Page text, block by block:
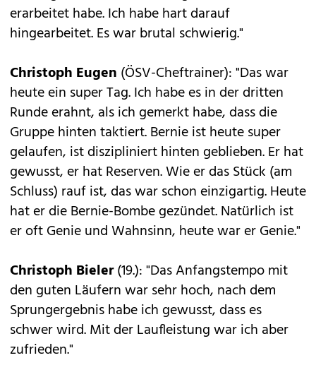
erarbeitet habe. Ich habe hart darauf
hingearbeitet. Es war brutal schwierig."
Christoph Eugen (ÖSV-Cheftrainer): "Das war
heute ein super Tag. Ich habe es in der dritten
Runde erahnt, als ich gemerkt habe, dass die
Gruppe hinten taktiert. Bernie ist heute super
gelaufen, ist diszipliniert hinten geblieben. Er hat
gewusst, er hat Reserven. Wie er das Stück (am
Schluss) rauf ist, das war schon einzigartig. Heute
hat er die Bernie-Bombe gezündet. Natürlich ist
er oft Genie und Wahnsinn, heute war er Genie."
Christoph Bieler(19.): "Das Anfangstempo mit
den guten Läufern war sehr hoch, nach dem
Sprungergebnis habe ich gewusst, dass es
schwer wird. Mit der Laufleistung war ich aber
zufrieden."